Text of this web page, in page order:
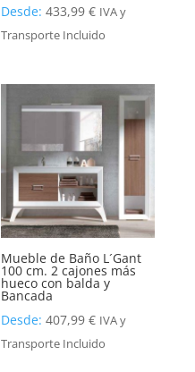
Desde:433,99€ IVA y
Transporte Incluido
Mueble de Baño L´Gant
100 cm. 2 cajones más
hueco con balda y
Bancada
Desde:407,99€ IVA y
Transporte Incluido